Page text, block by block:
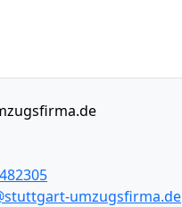
umzugsfirma.de